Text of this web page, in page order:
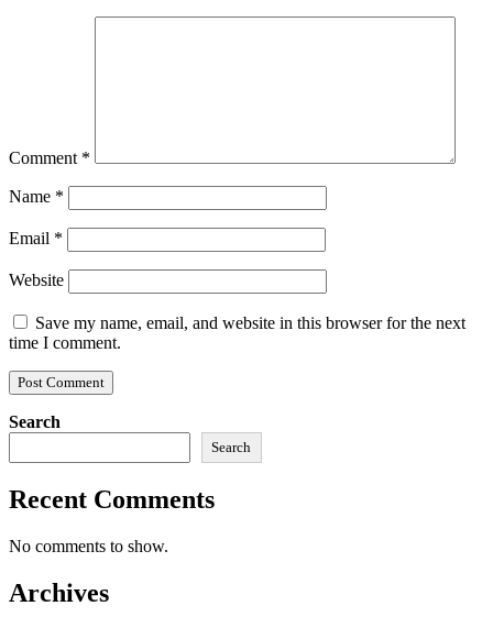
Comment *
Name *
Email *
Website
Save my name, email, and website in this browser for the next
time I comment.
Search
Search
Recent Comments
No comments to show.
Archives